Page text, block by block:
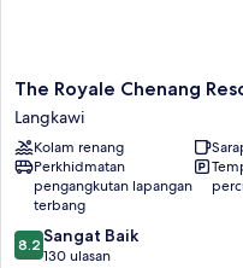
The
Royale
Chenang
Resort
Langkawi
The Royale Chenang
Langkawi
Kolam renang
Perkhidmatan
pengangkutan lapangan
terbang
8.2
daripada
8.2 Sangat Baik
130 ulasan